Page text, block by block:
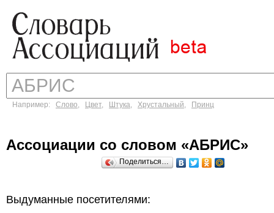
Например: Слово, Цвет, Штука, Хрустальный, Принц
Ассоциации со словом «АБРИС»
Поделиться…
Выдуманные посетителями: